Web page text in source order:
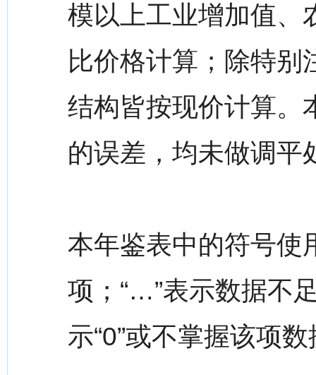
模以上工业增加值、
比价格计算；除特
结构皆按现价计算。
的误差，均未做调平
本年鉴表中的符号使
项；“…”表示数据不
示“0”或不掌握该项